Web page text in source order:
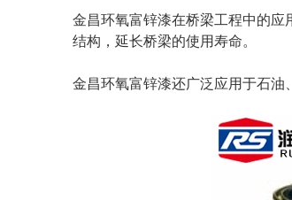
金昌环氧富锌漆在桥梁工程中的
结构，延长桥梁的使用寿命。
金昌环氧富锌漆还广泛应用于石